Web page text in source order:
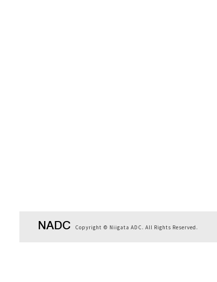
Copyright © Niigata ADC. All Rights Reserved.